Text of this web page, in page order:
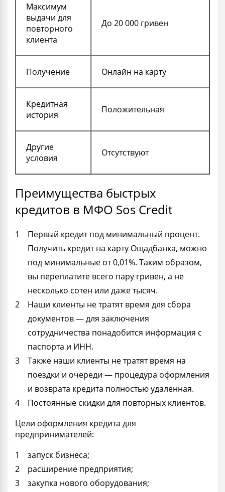
Максимум
выдачи для
повторного
клиента
До 20 000 гривен
Получение Онлайн на карту
Кредитная
история
Положительная
Другие
условия
Отсутствуют
Преимущества быстрых
кредитов в МФО Sos Credit
Первый кредит под минимальный процент.
Получить кредит на карту Ощадбанка, можно
под минимальные от 0,01%. Таким образом,
вы переплатите всего пару гривен, а не
несколько сотен или даже тысяч.
Наши клиенты не тратят время для сбора
документов — для заключения
сотрудничества понадобится информация с
паспорта и ИНН.
Также наши клиенты не тратят время на
поездки и очереди — процедура оформления
и возврата кредита полностью удаленная.
Постоянные скидки для повторных клиентов.
Цели оформления кредита для
предпринимателей:
запуск бизнеса;
расширение предприятия;
закупка нового оборудования;